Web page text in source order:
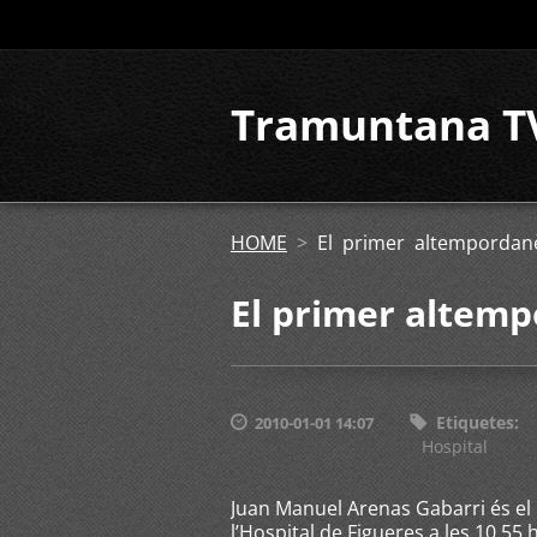
Tramuntana
HOME > El primer
El primer
2010-01-01 14:07 Etiquetes:
Hospital
Juan Manuel Arenas Gabarri és